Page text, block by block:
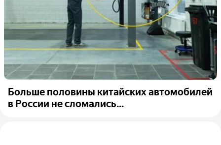
Больше половины китайских автомобилей
в России не сломались...